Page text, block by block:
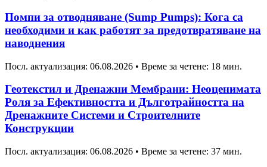
Помпи за отводняване (Sump Pumps): Кога са
необходими и как работят за предотвратяване на
наводнения
Посл. актуализация: 06.08.2026 • Време за четене: 18 мин.
Геотекстил и Дренажни Мембрани: Неоценимата
Роля за Ефективността и Дълготрайността на
Дренажните Системи и Строителните
Конструкции
Посл. актуализация: 06.08.2026 • Време за четене: 37 мин.